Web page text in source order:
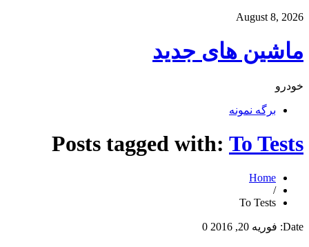
August 8, 2026
ماشین های جدید
خودرو
برگه نمونه
Posts tagged with: To Tests
Home
/
To Tests
Date: فوریه 20, 2016 0